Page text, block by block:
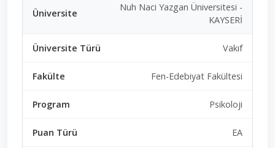
Nuh Naci Yazgan Üniversitesi -
KAYSERİ
Vakıf
Fen-Edebiyat Fakültesi
Psikoloji
EA